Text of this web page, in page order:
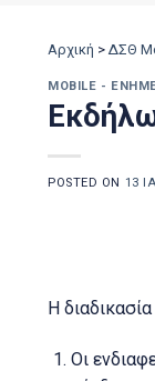
Αρχική > ΔΣΘ
MOBILE -
POSTED ON 13
Η
Οι